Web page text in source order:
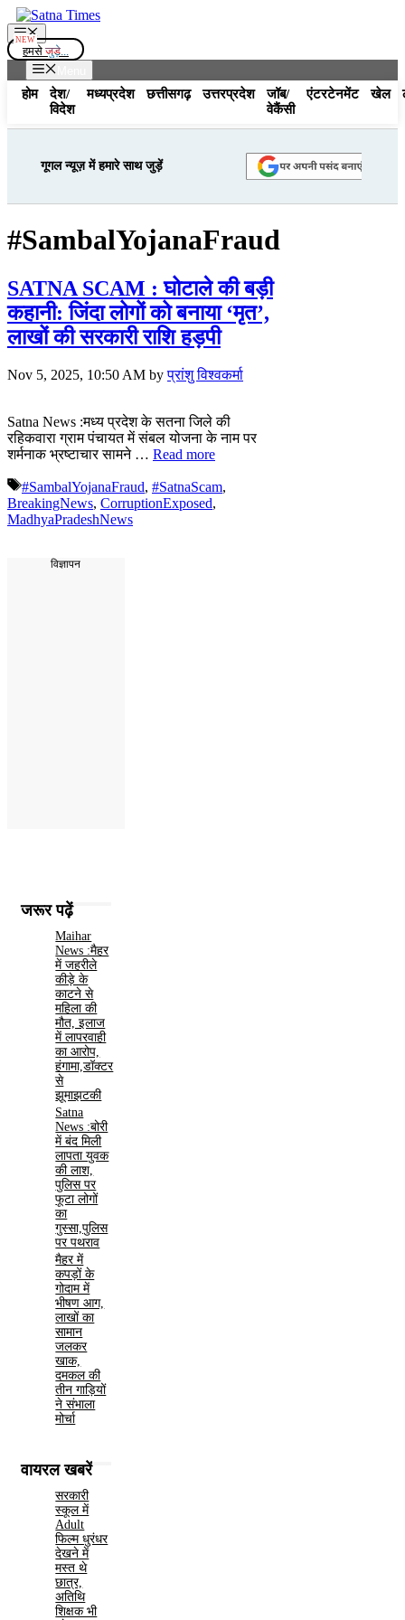
Skip
to
content
Menu
हमसे जुड़े...
होम
देश/
विदेश
मध्यप्रदेश छत्तीसगढ़ उत्तरप्रदेश
जॉब/
वेकैंसी
एंटरटेनमेंट खेल
गूगल न्यूज़ में हमारे साथ जुड़ें
#SambalYojanaFraud
SATNA SCAM : घोटाले की बड़ी
कहानी: जिंदा लोगों को बनाया ‘मृत’,
लाखों की सरकारी राशि हड़पी
Nov 5, 2025, 10:50 AM byप्रांशु विश्वकर्मा
Satna News :मध्य प्रदेश के सतना जिले की
रहिकवारा ग्राम पंचायत में संबल योजना के नाम पर
शर्मनाक भ्रष्टाचार सामने … Read more
Tags
#SambalYojanaFraud, #SatnaScam,
BreakingNews, CorruptionExposed,
MadhyaPradeshNews
विज्ञापन
जरूर पढ़ें
Maihar
News :मैहर
में जहरीले
कीड़े के
काटने से
महिला की
मौत, इलाज
में लापरवाही
का आरोप,
हंगामा,डॉक्टर
से
झूमाझटकी
Satna
News :बोरी
में बंद मिली
लापता युवक
की लाश,
पुलिस पर
फूटा लोगों
का
गुस्सा,पुलिस
पर पथराव
मैहर में
कपड़ों के
गोदाम में
भीषण आग,
लाखों का
सामान
जलकर
खाक,
दमकल की
तीन गाड़ियों
ने संभाला
मोर्चा
वायरल खबरें
सरकारी
स्कूल में
Adult
फिल्म धुरंधर
देखने में
मस्त थे
छात्र,
अतिथि
शिक्षक भी